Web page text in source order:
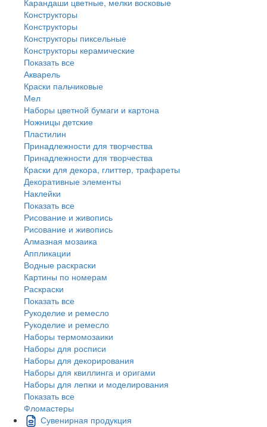
Карандаши цветные, мелки восковые
Конструкторы
Конструкторы
Конструкторы пиксельные
Конструкторы керамические
Показать все
Акварель
Краски пальчиковые
Мел
Наборы цветной бумаги и картона
Ножницы детские
Пластилин
Принадлежности для творчества
Принадлежности для творчества
Краски для декора, глиттер, трафареты
Декоративные элементы
Наклейки
Показать все
Рисование и живопись
Рисование и живопись
Алмазная мозаика
Аппликации
Водные раскраски
Картины по номерам
Раскраски
Показать все
Рукоделие и ремесло
Рукоделие и ремесло
Наборы термомозаики
Наборы для росписи
Наборы для декорирования
Наборы для квиллинга и оригами
Наборы для лепки и моделирования
Показать все
Фломастеры
Сувенирная продукция